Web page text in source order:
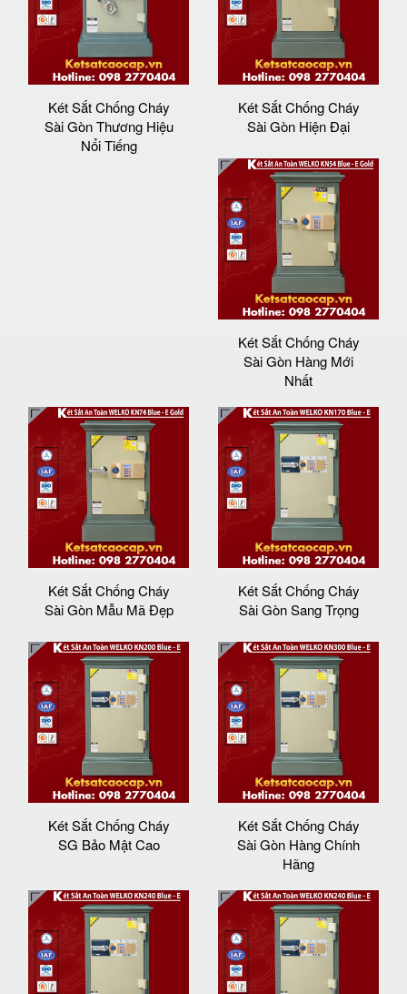
Két Sắt Chống Cháy
Sài Gòn Thương Hiệu
Nổi Tiếng
Két Sắt Chống Cháy
Sài Gòn Hiện Đại
Két Sắt Chống Cháy
Sài Gòn Hàng Mới
Nhất
Két Sắt Chống Cháy
Sài Gòn Mẫu Mã Đẹp
Két Sắt Chống Cháy
Sài Gòn Sang Trọng
Két Sắt Chống Cháy
SG Bảo Mật Cao
Két Sắt Chống Cháy
Sài Gòn Hàng Chính
Hãng